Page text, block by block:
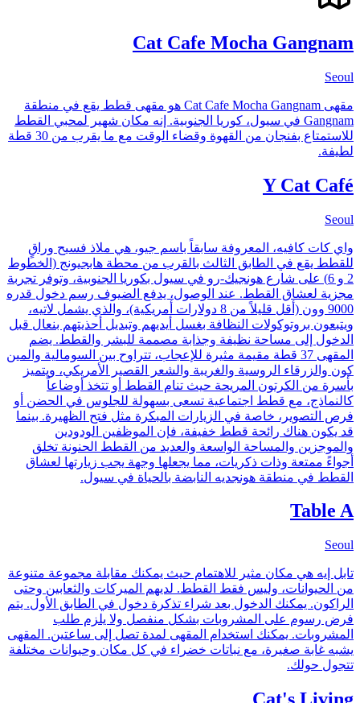
Cat Cafe Mocha Gangnam
Seoul
مقهى Cat Cafe Mocha Gangnam هو مقهى قطط يقع في منطقة
Gangnam في سيول، كوريا الجنوبية. إنه مكان شهير لمحبي القطط
للاستمتاع بفنجان من القهوة وقضاء الوقت مع ما يقرب من 30 قطة
لطيفة.
Y Cat Café
Seoul
واي كات كافيه، المعروفة سابقاً باسم جيو، هي ملاذ فسيح وراقٍ
للقطط يقع في الطابق الثالث بالقرب من محطة هابجيونج (الخطوط
2 و 6) على شارع هونجيك-رو في سيول بكوريا الجنوبية، وتوفر تجربة
مجزية لعشاق القطط. عند الوصول، يدفع الضيوف رسم دخول قدره
9000 وون (أقل قليلاً من 8 دولارات أمريكية)، والذي يشمل لاتيه،
ويتبعون بروتوكولات النظافة بغسل أيديهم وتبديل أحذيتهم بنعال قبل
الدخول إلى مساحة نظيفة وجذابة مصممة للبشر والقطط. يضم
المقهى 37 قطة مقيمة مثيرة للإعجاب، تتراوح بين السومالية والمين
كون والزرقاء الروسية والغريبة والشعر القصير الأمريكي، ويتميز
بأسرة من الكرتون المريحة حيث تنام القطط أو تتخذ أوضاعاً
كالنماذج، مع قطط اجتماعية تسعى بسهولة للجلوس في الحضن أو
فرص التصوير، خاصة في الزيارات المبكرة مثل فتح الظهيرة. بينما
قد يكون هناك رائحة قطط خفيفة، فإن الموظفين الودودين
والموجزين والمساحة الواسعة والعديد من القطط الحنونة تخلق
أجواءً ممتعة وذات ذكريات، مما يجعلها وجهة يجب زيارتها لعشاق
القطط في منطقة هونجديه النابضة بالحياة في سيول.
Table A
Seoul
تابل إيه هي مكان مثير للاهتمام حيث يمكنك مقابلة مجموعة متنوعة
من الحيوانات، وليس فقط القطط. لديهم الميركات والثعابين وحتى
الراكون. يمكنك الدخول بعد شراء تذكرة دخول في الطابق الأول. يتم
فرض رسوم على المشروبات بشكل منفصل ولا يلزم طلب
المشروبات. يمكنك استخدام المقهى لمدة تصل إلى ساعتين. المقهى
يشبه غابة صغيرة، مع نباتات خضراء في كل مكان وحيوانات مختلفة
تتجول حولك.